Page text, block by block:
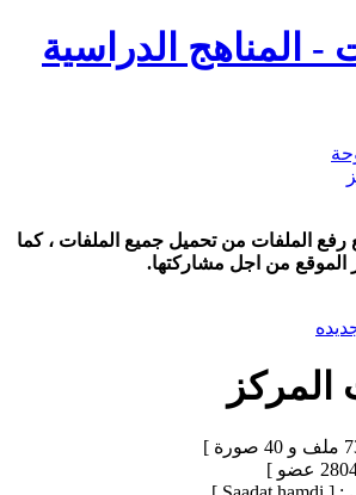
- المناهج الدراسية
الملفات من تحميل جميع الملفات ، كما
الموقع من اجل مشاركتها.
المركز